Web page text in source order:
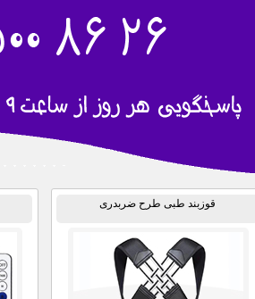
قوزبند طبی طرح ضربدری